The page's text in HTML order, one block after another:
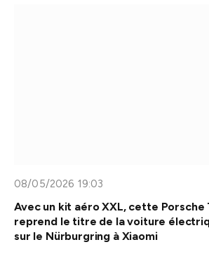
08/05/2026 19:03
Avec un kit aéro XXL, cette Porsche
reprend le titre de la voiture
sur le Nürburgring à Xiaomi